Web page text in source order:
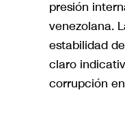
presión
venezolana.
estabilidad
claro
corrupción